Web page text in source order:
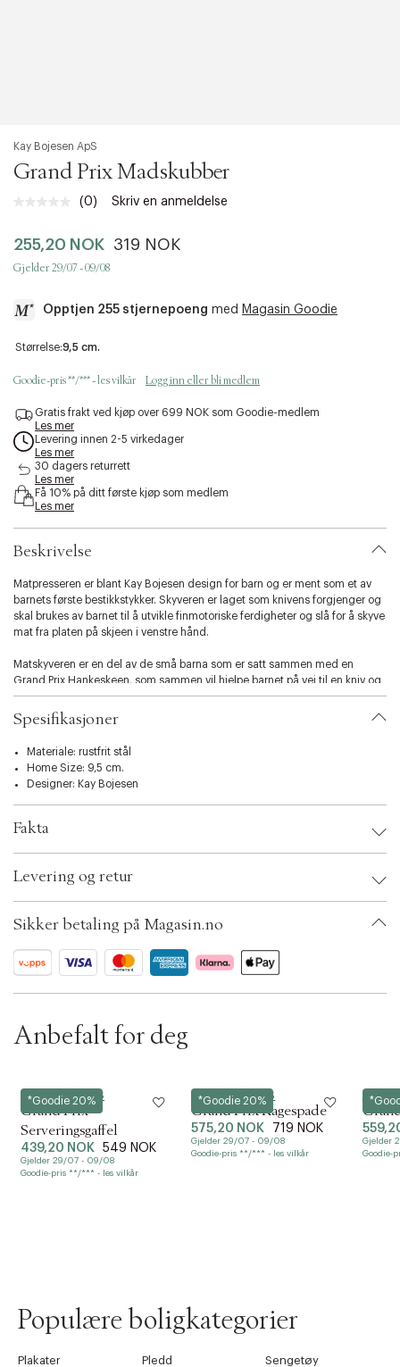
Kay Bojesen ApS
Grand Prix Madskubber
Ingen
Samme
sidelenke.
(0) Skriv en anmeldelse
255,20 NOK 319 NOK
Gjelder 29/07 - 09/08
Opptjen 255 stjernepoeng med Magasin Goodie
a
c
s
s
i
b
l
t
.
a
r
i
a
i
o
.
e
l
e
i
Størrelse:9,5 cm.
Goodie-pris **/*** - les vilkår Logg inn eller bli medlem
Gratis frakt ved kjøp over 699 NOK som Goodie-medlem
Les mer
Levering innen 2-5 virkedager
Les mer
30 dagers returrett
Les mer
Få 10% på ditt første kjøp som medlem
Les mer
Beskrivelse
Matpresseren er blant Kay Bojesen design for barn og er ment som et av
barnets første bestikkstykker. Skyveren er laget som knivens forgjenger og
skal brukes av barnet til å utvikle finmotoriske ferdigheter og slå for å skyve
mat fra platen på skjeen i venstre hånd.
Matskyveren er en del av de små barna som er satt sammen med en
Grand Prix Hankeskeen, som sammen vil hjelpe barnet på vei til en kniv og
gaffel med god Design i hendene.
Kay Bojesen Grand Prix-bestikk vant førstepremien i World's Triennale di
Milano i 1951. Som funksjonær hadde Kay Bojesen en visjon om å skape en
rekke praktiske og estetiske verktøy, formet uten unødvendige detaljer,
men bare de nødvendige formene for perfekt funksjonalitet.
Spesifikasjoner
Materiale: rustfrit stål
Home Size: 9,5 cm.
Designer: Kay Bojesen
Fakta
EAN: 5711168015533
ID: BKRQ90-0008
Levering og retur
Sikker betaling på Magasin.no
Anbefalt for deg
*Goodie 20%
Kay Bojesen ApS
Grand Prix
Serveringsgaffel
439,20 NOK 549 NOK
Gjelder 29/07 - 09/08
Goodie-pris **/*** - les vilkår
*Goodie 20%
Kay Bojesen ApS
Grand Prix Kagespade
575,20 NOK 719 NOK
Gjelder 29/07 - 09/08
Goodie-pris **/*** - les vilkår
Kay
Gjelder
Goodie-
Populære boligkategorier
Plakater Pledd
Sengetøy